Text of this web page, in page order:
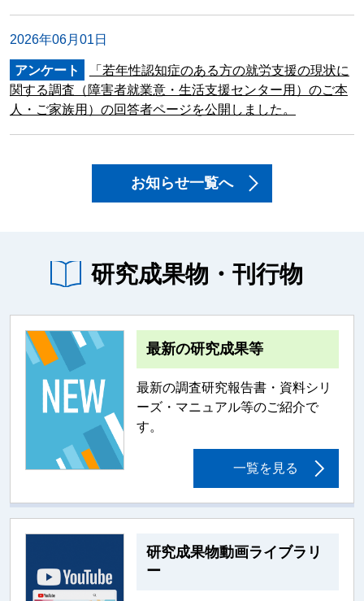
2026年06月01日
アンケート
「若年性認知症のある方の就労支援の現状に
関する調査（障害者就業意・生活支援センター用）のご本
人・ご家族用）の回答者ページを公開しました。
お知らせ一覧へ
研究成果物・刊行物
最新の研究成果等
最新の調査研究報告書・資料シリ
ーズ・マニュアル等のご紹介で
す。
一覧を見る
研究成果物動画ライブラリ
ー